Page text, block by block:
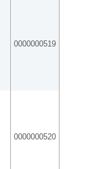
0000000519
0000000520